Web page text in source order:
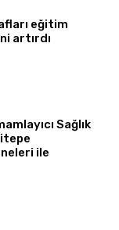
eğitim
artırdı
Sağlık
ile